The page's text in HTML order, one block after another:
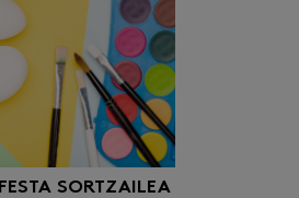
SORTZAILEA